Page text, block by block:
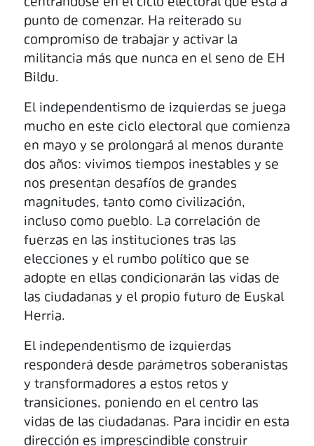
punto de comenzar. Ha reiterado su
compromiso de trabajar y activar la
militancia más que nunca en el seno de EH
Bildu.
El independentismo de izquierdas se juega
mucho en este ciclo electoral que comienza
en mayo y se prolongará al menos durante
dos años: vivimos tiempos inestables y se
nos presentan desafíos de grandes
magnitudes, tanto como civilización,
incluso como pueblo. La correlación de
fuerzas en las instituciones tras las
elecciones y el rumbo político que se
adopte en ellas condicionarán las vidas de
las ciudadanas y el propio futuro de Euskal
Herria.
El independentismo de izquierdas
responderá desde parámetros soberanistas
y transformadores a estos retos y
transiciones, poniendo en el centro las
vidas de las ciudadanas. Para incidir en esta
dirección es imprescindible construir